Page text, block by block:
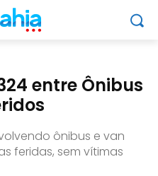
entre Ônibus
ônibus e van
feridas, sem vítimas